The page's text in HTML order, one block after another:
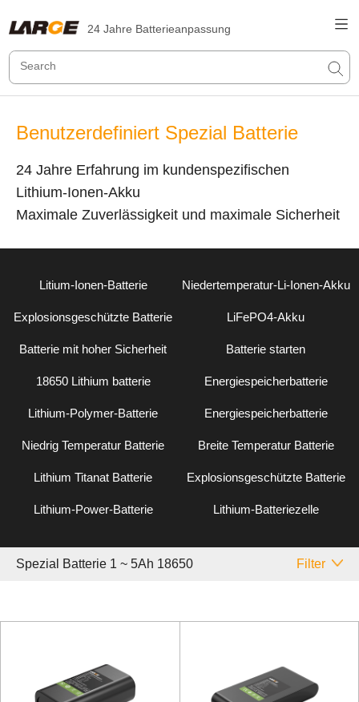
24 Jahre Batterieanpassung
Benutzerdefiniert Spezial Batterie
24 Jahre Erfahrung im kundenspezifischen
Lithium-Ionen-Akku
Maximale Zuverlässigkeit und maximale Sicherheit
Litium-Ionen-Batterie Niedertemperatur-Li-Ionen-Akku
Explosionsgeschützte Batterie LiFePO4-Akku
Batterie mit hoher Sicherheit Batterie starten
18650 Lithium batterie Energiespeicherbatterie
Lithium-Polymer-Batterie Energiespeicherbatterie
Niedrig Temperatur Batterie Breite Temperatur Batterie
Lithium Titanat Batterie Explosionsgeschützte Batterie
Lithium-Power-Batterie Lithium-Batteriezelle
Spezial Batterie 1 ~ 5Ah 18650 Filter